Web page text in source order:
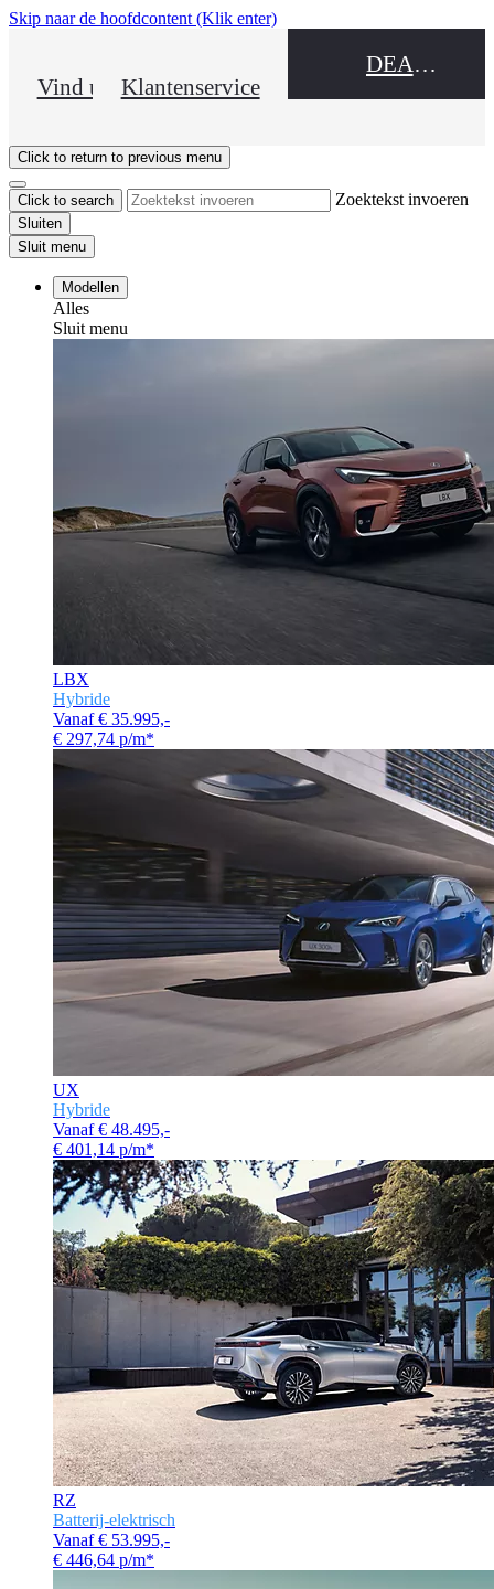
Skip naar de hoofdcontent (Klik enter)
Vind uw dealerKlantenservice
DEALER NAME
Click to return to previous menu
Click to search Zoektekst invoeren
Sluiten
Sluit menu
Modellen
Alles
Sluit menu
LBX
Hybride
Vanaf € 35.995,-
€ 297,74 p/m*
UX
Hybride
Vanaf € 48.495,-
€ 401,14 p/m*
RZ
Batterij-elektrisch
Vanaf € 53.995,-
€ 446,64 p/m*